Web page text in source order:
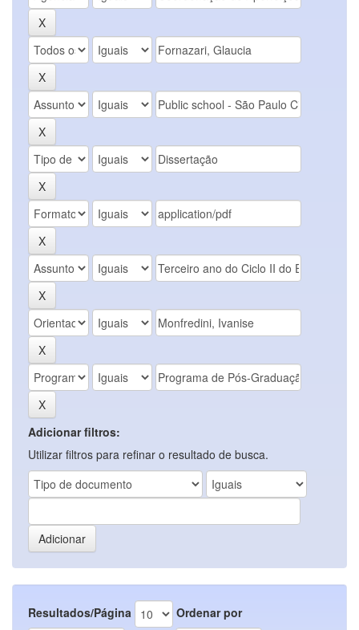
Adicionar filtros:
Utilizar filtros para refinar o resultado de busca.
Resultados/Página Ordenar por